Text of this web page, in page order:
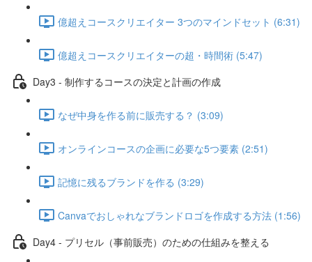
億超えコースクリエイター 3つのマインドセット (6:31)
億超えコースクリエイターの超・時間術 (5:47)
Day3 - 制作するコースの決定と計画の作成
なぜ中身を作る前に販売する？ (3:09)
オンラインコースの企画に必要な5つ要素 (2:51)
記憶に残るブランドを作る (3:29)
Canvaでおしゃれなブランドロゴを作成する方法 (1:56)
Day4 - プリセル（事前販売）のための仕組みを整える